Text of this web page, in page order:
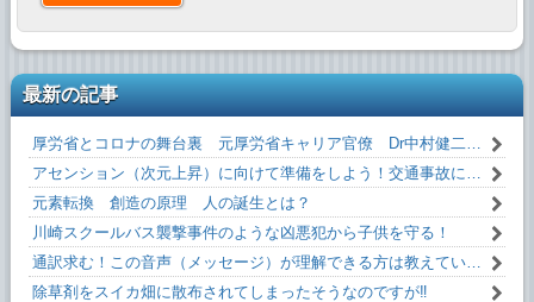
最新の記事
厚労省とコロナの舞台裏 元厚労省キャリア官僚 Dr中村健二 氏 闇を暴露！
アセンション（次元上昇）に向けて準備をしよう！交通事故にあわない方法！！
元素転換 創造の原理 人の誕生とは？
川崎スクールバス襲撃事件のような凶悪犯から子供を守る！
通訳求む！この音声（メッセージ）が理解できる方は教えていただけるとうれしいです！
除草剤をスイカ畑に散布されてしまったそうなのですが‼